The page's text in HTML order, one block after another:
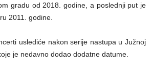
gradu od 2018. godine, a poslednji put je
2011. godine.
uslediće nakon serije nastupa u Južnoj
je nedavno dodao dodatne datume.